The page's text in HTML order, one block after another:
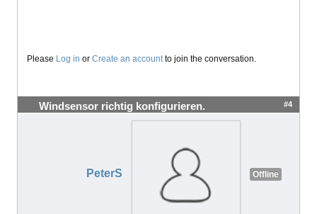
Please Log in or Create an account to join the conversation.
Windsensor richtig konfigurieren. #4
PeterS Offline